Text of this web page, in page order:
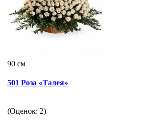
90 см
501 Роза «Талея»
(Оценок: 2)